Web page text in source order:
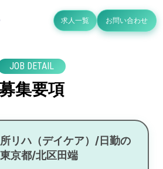
求人一覧 お問い合わせ
JOB DETAIL
集要項
リハ（デイケア）/日勤の
京都/北区田端